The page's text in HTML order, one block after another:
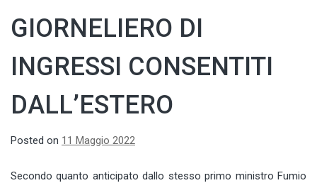
GIORNELIERO DI
INGRESSI CONSENTITI
DALL’ESTERO
Posted on 11 Maggio 2022
Secondo quanto anticipato dallo stesso primo ministro Fumio